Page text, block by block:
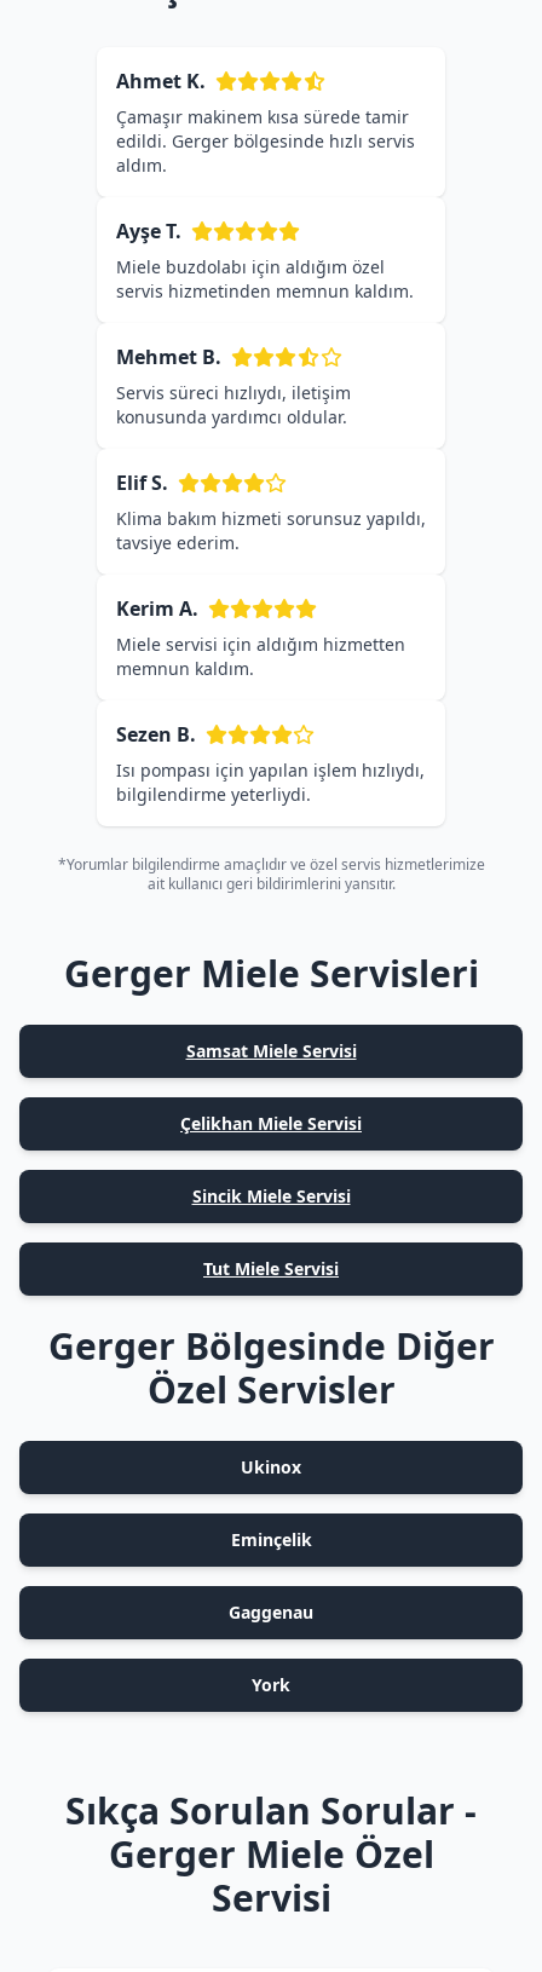
Ahmet K.
Çamaşır makinem kısa sürede tamir
edildi. Gerger bölgesinde hızlı servis
aldım.
Ayşe T.
Miele buzdolabı için aldığım özel
servis hizmetinden memnun kaldım.
Mehmet B.
Servis süreci hızlıydı, iletişim
konusunda yardımcı oldular.
Elif S.
Klima bakım hizmeti sorunsuz yapıldı,
tavsiye ederim.
Kerim A.
Miele servisi için aldığım hizmetten
memnun kaldım.
Sezen B.
Isı pompası için yapılan işlem hızlıydı,
bilgilendirme yeterliydi.
*Yorumlar bilgilendirme amaçlıdır ve özel servis hizmetlerimize
ait kullanıcı geri bildirimlerini yansıtır.
Gerger Miele Servisleri
Samsat Miele Servisi
Çelikhan Miele Servisi
Sincik Miele Servisi
Tut Miele Servisi
Gerger Bölgesinde Diğer
Özel Servisler
Ukinox
Eminçelik
Gaggenau
York
Sıkça Sorulan Sorular -
Gerger Miele Özel
Servisi